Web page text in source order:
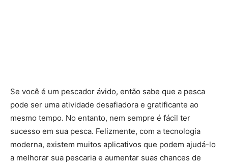
Se você é um pescador ávido, então sabe que a pesca
pode ser uma atividade desafiadora e gratificante ao
mesmo tempo. No entanto, nem sempre é fácil ter
sucesso em sua pesca. Felizmente, com a tecnologia
moderna, existem muitos aplicativos que podem ajudá-lo
a melhorar sua pescaria e aumentar suas chances de